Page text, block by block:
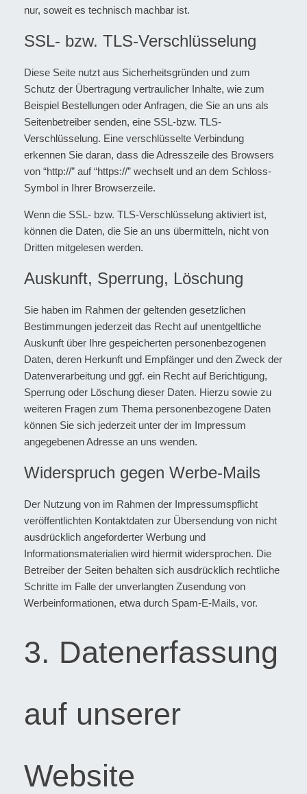
nur, soweit es technisch machbar ist.
SSL- bzw. TLS-Verschlüsselung
Diese Seite nutzt aus Sicherheitsgründen und zum
Schutz der Übertragung vertraulicher Inhalte, wie zum
Beispiel Bestellungen oder Anfragen, die Sie an uns als
Seitenbetreiber senden, eine SSL-bzw. TLS-
Verschlüsselung. Eine verschlüsselte Verbindung
erkennen Sie daran, dass die Adresszeile des Browsers
von “http://” auf “https://” wechselt und an dem Schloss-
Symbol in Ihrer Browserzeile.
Wenn die SSL- bzw. TLS-Verschlüsselung aktiviert ist,
können die Daten, die Sie an uns übermitteln, nicht von
Dritten mitgelesen werden.
Auskunft, Sperrung, Löschung
Sie haben im Rahmen der geltenden gesetzlichen
Bestimmungen jederzeit das Recht auf unentgeltliche
Auskunft über Ihre gespeicherten personenbezogenen
Daten, deren Herkunft und Empfänger und den Zweck der
Datenverarbeitung und ggf. ein Recht auf Berichtigung,
Sperrung oder Löschung dieser Daten. Hierzu sowie zu
weiteren Fragen zum Thema personenbezogene Daten
können Sie sich jederzeit unter der im Impressum
angegebenen Adresse an uns wenden.
Widerspruch gegen Werbe-Mails
Der Nutzung von im Rahmen der Impressumspflicht
veröffentlichten Kontaktdaten zur Übersendung von nicht
ausdrücklich angeforderter Werbung und
Informationsmaterialien wird hiermit widersprochen. Die
Betreiber der Seiten behalten sich ausdrücklich rechtliche
Schritte im Falle der unverlangten Zusendung von
Werbeinformationen, etwa durch Spam-E-Mails, vor.
3. Datenerfassung
auf unserer
Website